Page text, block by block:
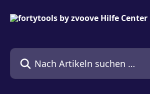
Nach Artikeln suchen …